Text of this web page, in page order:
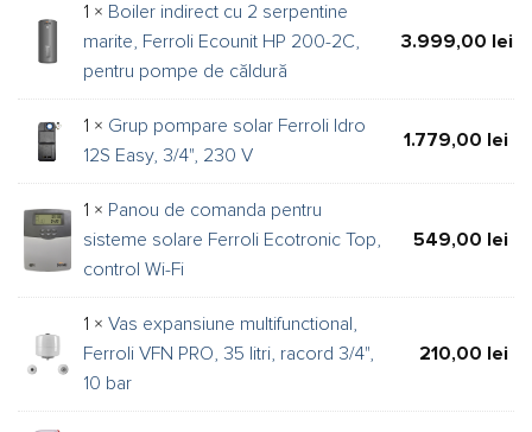
1 × Boiler indirect cu 2 serpentine
marite, Ferroli Ecounit HP 200-2C,
pentru pompe de căldură
3.999,00 lei
1 × Grup pompare solar Ferroli Idro
12S Easy, 3/4", 230 V
1.779,00 lei
1 × Panou de comanda pentru
sisteme solare Ferroli Ecotronic Top,
control Wi-Fi
549,00 lei
1 × Vas expansiune multifunctional,
Ferroli VFN PRO, 35 litri, racord 3/4",
10 bar
210,00 lei